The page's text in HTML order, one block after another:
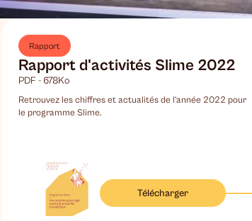
Rapport
Rapport d'activités Slime 2022
PDF - 678Ko
Retrouvez les chiffres et actualités de l’année 2022 pour
le programme Slime.
Télécharger